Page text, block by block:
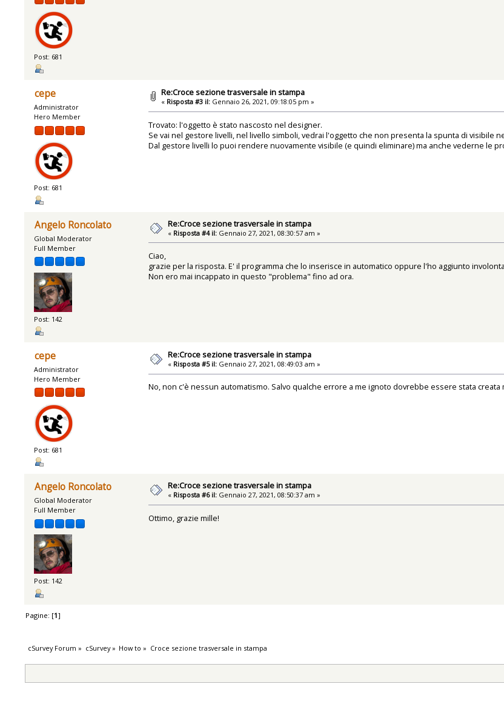
Post: 681
cepe
Administrator
Hero Member
Post: 681
Re:Croce sezione trasversale in stampa
« Risposta #3 il: Gennaio 26, 2021, 09:18:05 pm »
Trovato: l'oggetto è stato nascosto nel designer.
Se vai nel gestore livelli, nel livello simboli, vedrai l'oggetto che non presenta la spunta di visibile
Dal gestore livelli lo puoi rendere nuovamente visibile (e quindi eliminare) ma anche vederne le
Angelo Roncolato
Global Moderator
Full Member
Post: 142
Re:Croce sezione trasversale in stampa
« Risposta #4 il: Gennaio 27, 2021, 08:30:57 am »
Ciao,
grazie per la risposta. E' il programma che lo inserisce in automatico oppure l'ho aggiunto
Non ero mai incappato in questo "problema" fino ad ora.
cepe
Administrator
Hero Member
Post: 681
Re:Croce sezione trasversale in stampa
« Risposta #5 il: Gennaio 27, 2021, 08:49:03 am »
No, non c'è nessun automatismo. Salvo qualche errore a me ignoto dovrebbe essere stata creata
Angelo Roncolato
Global Moderator
Full Member
Post: 142
Re:Croce sezione trasversale in stampa
« Risposta #6 il: Gennaio 27, 2021, 08:50:37 am »
Ottimo, grazie mille!
Pagine: [1]
cSurvey Forum » cSurvey» How to » Croce sezione trasversale in stampa